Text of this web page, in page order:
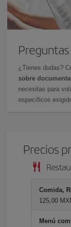
¿Tienes dudas?
sobre
necesitas para
específicos
Precios
Comida,
125,00
Menú